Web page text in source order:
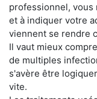
professionnel, vous
et à indiquer votre
viennent se rendre
Il vaut mieux
de multiples
s'avère être
vite.